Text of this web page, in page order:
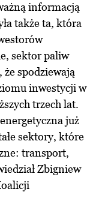
informacją
także ta, która
sektor paliw
spodziewają
inwestycji w
trzech lat.
już
sektory, które
transport,
Zbigniew